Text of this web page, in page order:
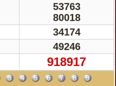
53763
80018
34174
49246
918917
3 4 5 6 7 8 9